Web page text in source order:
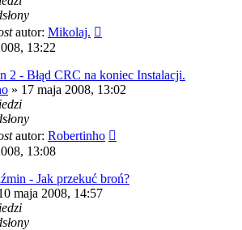
autor: Mikolaj.
13:22
2 - Błąd CRC na koniec Instalacji.
» 17 maja 2008, 13:02
autor: Robertinho
13:08
- Jak przekuć broń?
maja 2008, 14:57